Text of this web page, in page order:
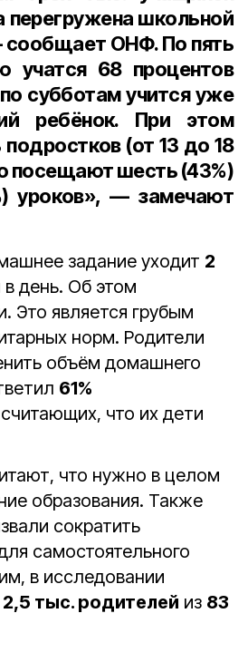
перегружена школьной
ОНФ. По пять
учатся 68 процентов
субботам учится уже
ребёнок. При этом
(от 13 до 18
посещают шесть (43%)
уроков», — замечают
задание уходит 2
в день. Об этом
Это является грубым
норм. Родители
объём домашнего
61%
что их дети
что нужно в целом
образования. Также
сократить
самостоятельного
в исследовании
2,5 тыс. родителей из 83